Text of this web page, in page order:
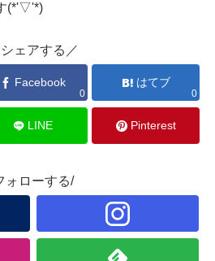
(*'▽'*)
ェアする／
Facebook
0
はてブ
0
LINE Pinterest
ォローする/